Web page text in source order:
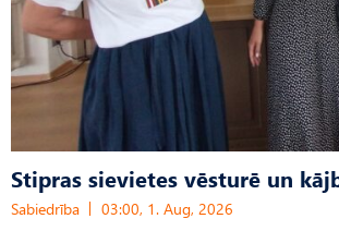
Stipras sievietes vēsturē un
Sabiedrība 03:00, 1. Aug, 2026